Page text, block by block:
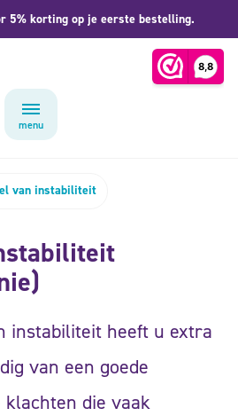
5% korting op je eerste bestelling.
menu
van instabiliteit
instabiliteit heeft u extra
van een goede
klachten die vaak